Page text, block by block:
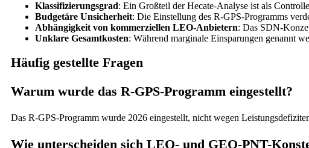
Klassifizierungsgrad: Ein Großteil der Hecate-Analyse ist als
Budgetäre Unsicherheit: Die Einstellung des R-GPS-Programms
Abhängigkeit von kommerziellen LEO-Anbietern: Das SDN-
Unklare Gesamtkosten: Während marginale Einsparungen genannt
Häufig gestellte Fragen
Warum wurde das R-GPS-Programm eingestellt?
Das R-GPS-Programm wurde 2026 eingestellt, nicht wegen
Wie unterscheiden sich LEO- und GEO-PNT-